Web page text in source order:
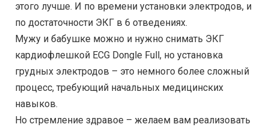
этого лучше. И по времени установки электродов, и
по достаточности ЭКГ в 6 отведениях.
Мужу и бабушке можно и нужно снимать ЭКГ
кардиофлешкой ECG Dongle Full, но установка
грудных электродов – это немного более сложный
процесс, требующий начальных медицинских
навыков.
Но стремление здравое – желаем вам реализовать